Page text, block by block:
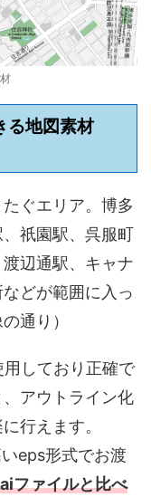
る地図素材
ぐエリア。博多
祇園駅、呉服町
辺通駅、キャナ
どが範囲に入っ
通り）
しており正確で
アウトライン化
行えます。
eps形式でお渡
ファイルと比べ